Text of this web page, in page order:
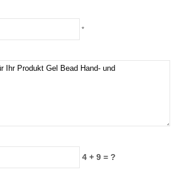
*
4 + 9 = ?